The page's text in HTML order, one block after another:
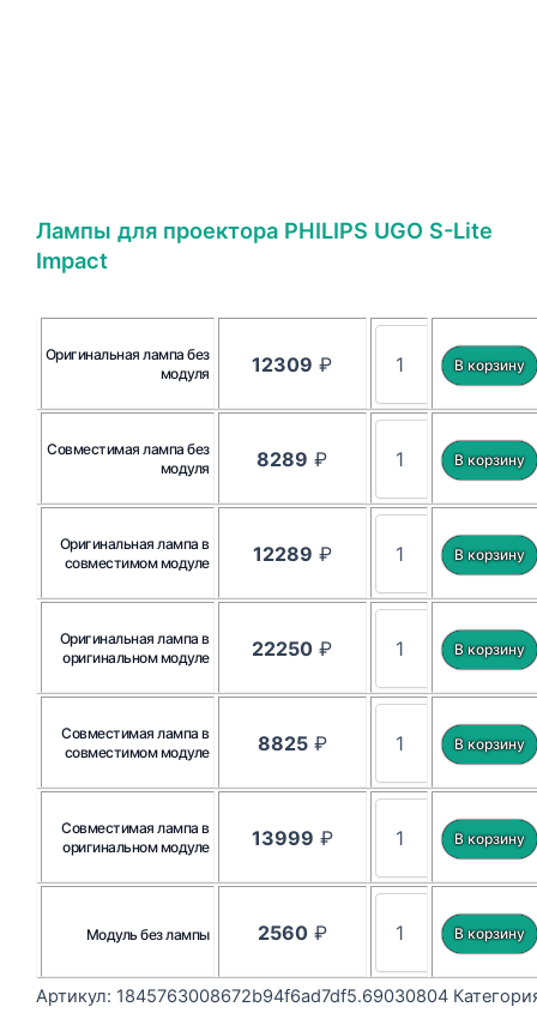
Лампы для проектора PHILIPS UGO S-Lite
Impact
Оригинальная лампа без
модуля
12309 ₽
Совместимая лампа без
модуля
8289 ₽
Оригинальная лампа в
совместимом модуле
12289 ₽
Оригинальная лампа в
оригинальном модуле
22250 ₽
Совместимая лампа в
совместимом модуле
8825₽
Совместимая лампа в
оригинальном модуле
13999 ₽
Модуль без лампы 2560₽
Артикул: 1845763008672b94f6ad7df5.69030804